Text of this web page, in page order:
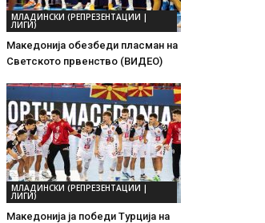
МЛАДИНСКИ (РЕПРЕЗЕНТАЦИИ |
ЛИГИ)
Македонија обезбеди пласман на
Светското првенство (ВИДЕО)
МЛАДИНСКИ (РЕПРЕЗЕНТАЦИИ |
ЛИГИ)
Македонија ја победи Турција на